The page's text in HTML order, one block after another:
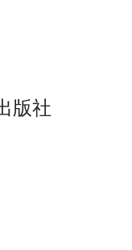
版社